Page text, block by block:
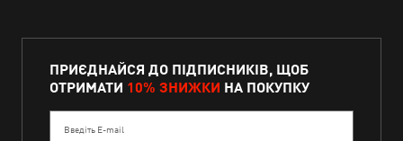
ПРИЄДНАЙСЯ ДО ПІДПИСНИКІВ, ЩОБ
ОТРИМАТИ 10% ЗНИЖКИ НА ПОКУПКУ
Введіть E-mail